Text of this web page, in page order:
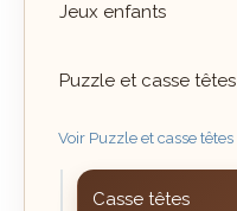
Jeux enfants
Puzzle et casse têtes
Voir Puzzle et casse têtes
Casse têtes